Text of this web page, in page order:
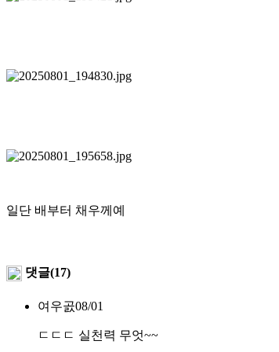
일단 배부터 채우께예
댓글(17)
여우곬08/01
ㄷㄷㄷ 실천력 무엇~~